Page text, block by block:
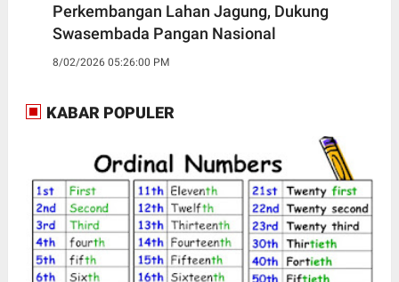
Perkembangan Lahan Jagung, Dukung
Swasembada Pangan Nasional
8/02/2026 05:26:00 PM
KABAR POPULER